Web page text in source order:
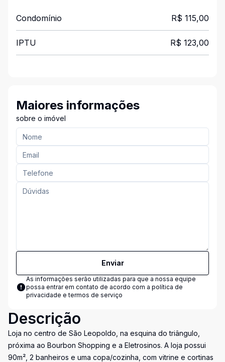
Condomínio R$ 115,00
IPTU R$ 123,00
Maiores informações
sobre o imóvel
Enviar
As informações serão utilizadas para que a nossa equipe
possa entrar em contato de acordo com a política de
privacidade e termos de serviço
Descrição
Loja no centro de São Leopoldo, na esquina do triângulo,
próxima ao Bourbon Shopping e a Eletrosinos. A loja possui
90m², 2 banheiros e uma copa/cozinha, com vitrine e cortinas